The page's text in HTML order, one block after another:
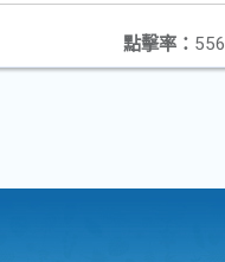
點擊率： 556